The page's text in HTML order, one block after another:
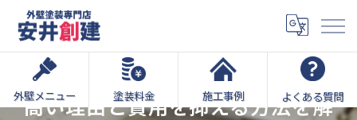
外壁メニュー 塗装料金 施工事例 よくある質問
外壁塗装の費用が高いのはなぜ？
高い理由と費用を抑える方法を解